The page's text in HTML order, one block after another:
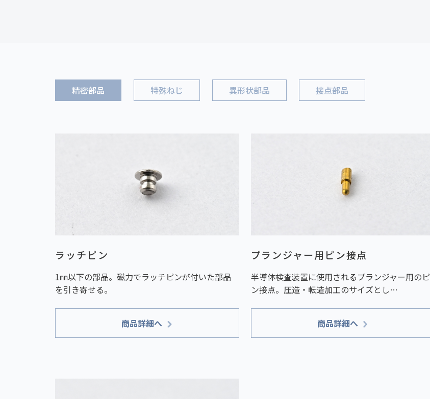
精密部品 特殊ねじ 異形状部品 接点部品
ラッチピン
1㎜以下の部品。磁力でラッチピンが付いた部品
を引き寄せる。
商品詳細へ
プランジャー用ピン接点
半導体検査装置に使用されるプランジャー用のピ
ン接点。圧造・転造加工のサイズとし…
商品詳細へ